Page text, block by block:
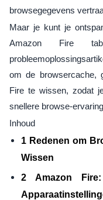
browsegegevens
Maar je kunt je
Amazon Fire
om de browsercache,
Fire te wissen, zodat
snellere browse-
Inhoud
1 Redenen om
Wissen
2 Amazon